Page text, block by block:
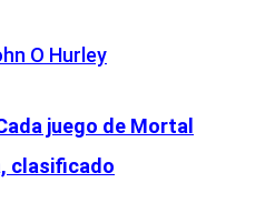
O Hurley
juego de Mortal
clasificado